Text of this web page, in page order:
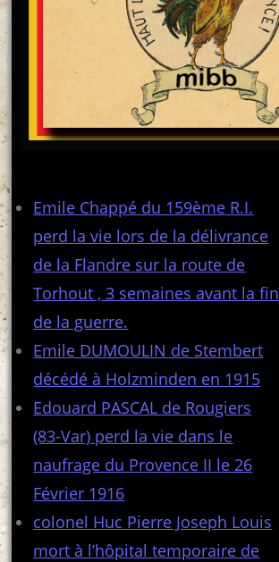
Emile Chappé du 159ème R.I.
perd la vie lors de la délivrance
de la Flandre sur la route de
Torhout , 3 semaines avant la fin
de la guerre.
Emile DUMOULIN de Stembert
décédé à Holzminden en 1915
Edouard PASCAL de Rougiers
(83-Var) perd la vie dans le
naufrage du Provence II le 26
Février 1916
colonel Huc Pierre Joseph Louis
mort à l’hôpital temporaire de